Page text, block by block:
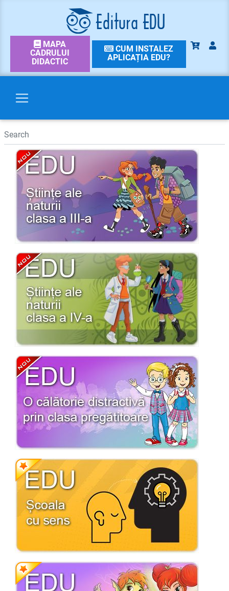
MAPA
CADRULUI
DIDACTIC
CUM INSTALEZ
APLICAȚIA EDU?